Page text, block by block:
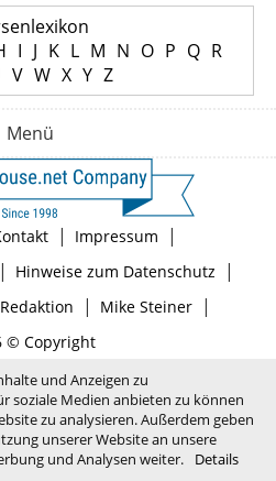
I J K L M N O P Q R
V W X Y Z
Menü
| Impressum |
Hinweise zum Datenschutz |
| Mike Steiner|
© Copyright
und Anzeigen zu
soziale Medien anbieten zu können
zu analysieren. Außerdem geben
unserer Website an unsere
und Analysen weiter.
Details